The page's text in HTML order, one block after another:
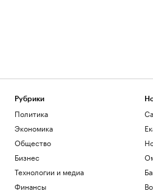
Рубрики
Политика
Экономика
Общество
Бизнес
Технологии и медиа
Финансы